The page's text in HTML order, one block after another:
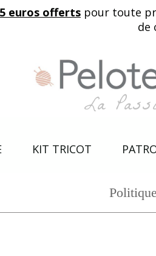
5 euros offerts pour toute
de
La
KIT TRICOT